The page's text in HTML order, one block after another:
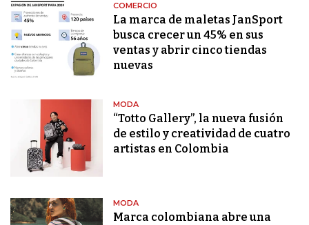
COMERCIO
La marca de maletas JanSport
busca crecer un 45% en sus
ventas y abrir cinco tiendas
nuevas
MODA
“Totto Gallery”, la nueva fusión
de estilo y creatividad de cuatro
artistas en Colombia
MODA
Marca colombiana abre una